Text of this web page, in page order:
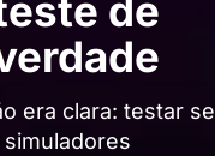
de
era clara: testar se